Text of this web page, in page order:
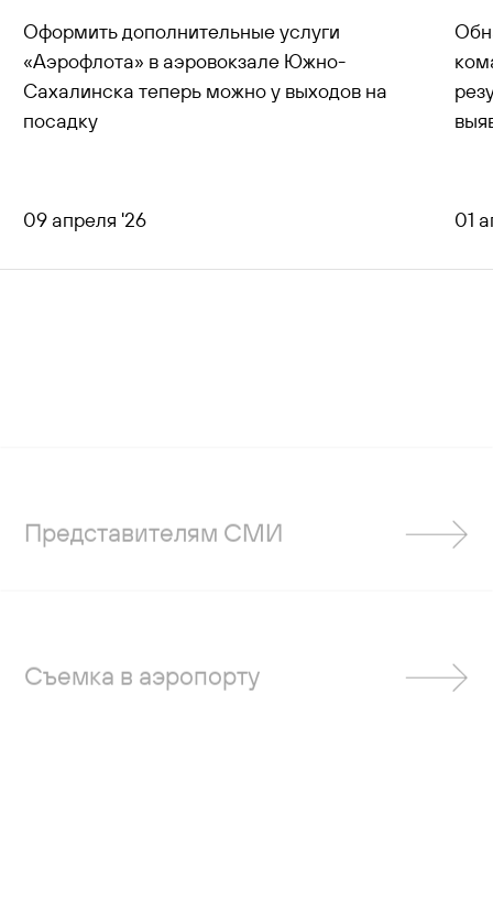
Оформить дополнительные услуги
«Аэрофлота» в аэровокзале Южно-
Сахалинска теперь можно у выходов на
посадку
09 апреля '26 01